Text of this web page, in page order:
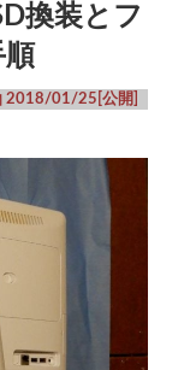
換装とフ
2018/01/25[公開]